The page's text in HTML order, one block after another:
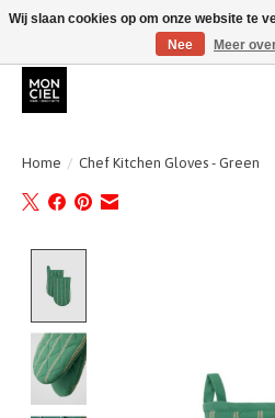
BE + NL : GRATIS VERZENDING van 31/07
Home / Chef Kitchen Gloves - Green
Wij slaan cookies op om onze website te
Nee
Meer